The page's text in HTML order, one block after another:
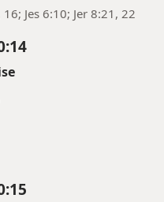
Jes 6:10; Jer 8:21, 22